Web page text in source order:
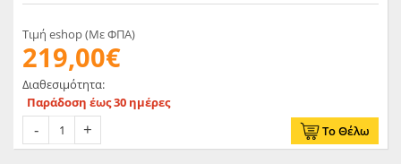
Τιμή eshop (Με ΦΠΑ)
219,00€
Διαθεσιμότητα:
Παράδοση έως 30 ημέρες
Το Θέλω